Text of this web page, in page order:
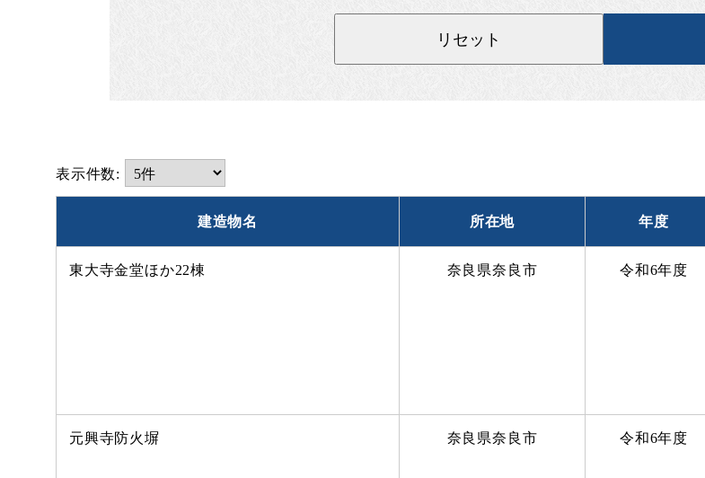
表示件数:
建造物名 所在地 年度
東大寺金堂ほか22棟 奈良県奈良市 令和6年度
元興寺防火塀 奈良県奈良市 令和6年度